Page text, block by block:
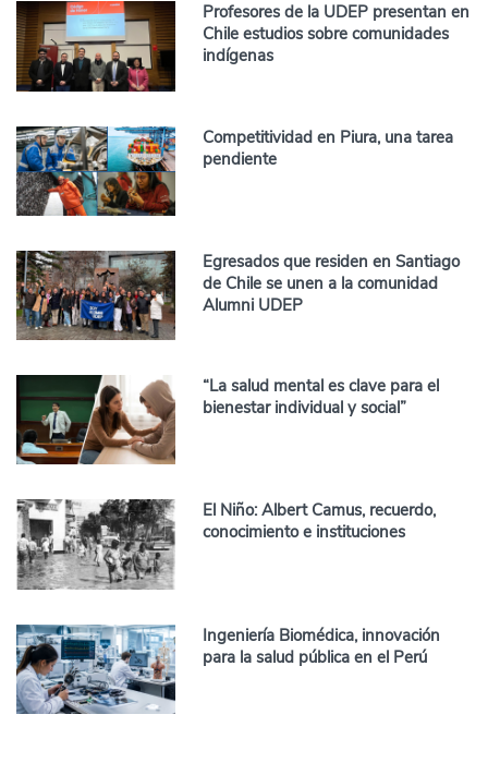
Profesores de la UDEP presentan en
Chile estudios sobre comunidades
indígenas
Competitividad en Piura, una tarea
pendiente
Egresados que residen en Santiago
de Chile se unen a la comunidad
Alumni UDEP
“La salud mental es clave para el
bienestar individual y social”
El Niño: Albert Camus, recuerdo,
conocimiento e instituciones
Ingeniería Biomédica, innovación
para la salud pública en el Perú